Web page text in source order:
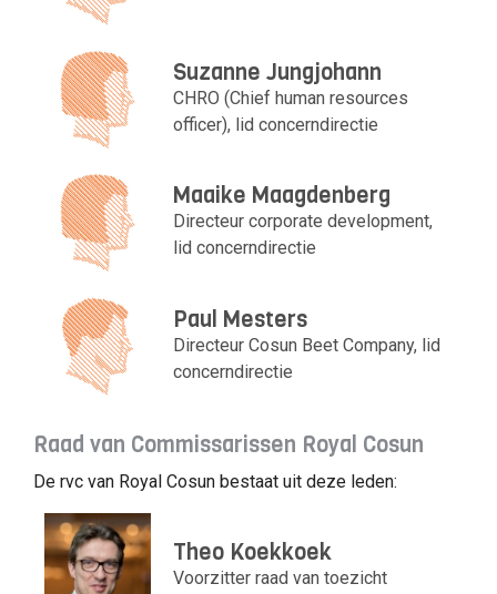
Suzanne Jungjohann
CHRO (Chief human resources
officer), lid concerndirectie
Maaike Maagdenberg
Directeur corporate development,
lid concerndirectie
Paul Mesters
Directeur Cosun Beet Company, lid
concerndirectie
Raad van Commissarissen Royal Cosun
De rvc van Royal Cosun bestaat uit deze leden:
Theo Koekkoek
Voorzitter raad van toezicht